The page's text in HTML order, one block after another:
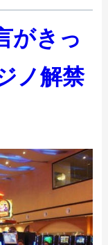
がきっ
ノ解禁